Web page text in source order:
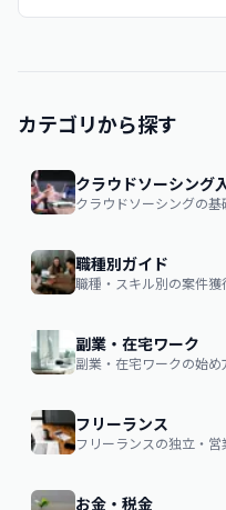
カテゴリから探す
クラウドソーシング
クラウドソーシングの
職種別ガイド
職種・スキル別の案件
副業・在宅ワーク
副業・在宅ワークの始
フリーランス
フリーランスの独立・
お金・税金